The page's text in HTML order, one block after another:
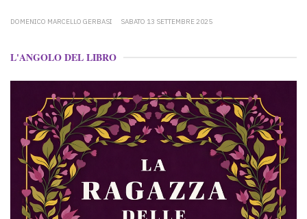
DOMENICO MARCELLO GERBASI SABATO 13 SETTEMBRE 2025
L'ANGOLO DEL LIBRO